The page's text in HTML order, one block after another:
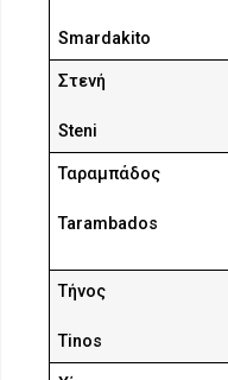
Smardakito
Στενή
Steni
Ταραμπάδος
Tarambados
Τήνος
Tinos